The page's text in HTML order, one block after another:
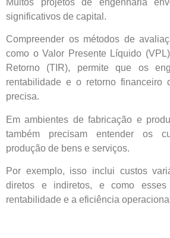
Muitos projetos de engenharia
significativos de capital.
Compreender os métodos de
como o Valor Presente Líquido
Retorno (TIR), permite que os
rentabilidade e o retorno financeiro
precisa.
Em ambientes de fabricação e
também precisam entender os
produção de bens e serviços.
Por exemplo, isso inclui custos
diretos e indiretos, e como esses
rentabilidade e a eficiência